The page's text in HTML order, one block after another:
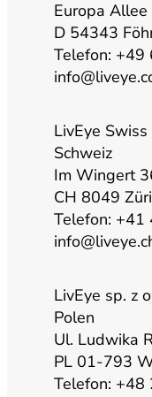
Europa
D 54343
Telefon:
LivEye
Schweiz
Im Wingert
CH 8049
Telefon:
LivEye sp. z
Polen
Ul. Ludwika
PL 01-793
Telefon: